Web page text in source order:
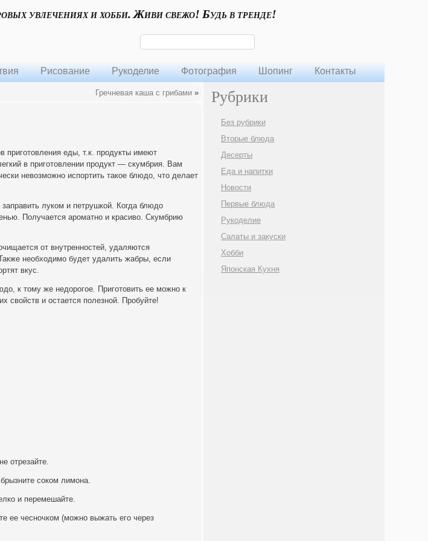
увлечениях и хобби. Живи свежо! Будь в тренде!
Рисование Рукоделие Фотография Шопинг Контакты
Гречневая каша с грибами »
приготовления еды, т.к. продукты имеют
в приготовлении продукт — скумбрия. Вам
невозможно испортить такое блюдо, что делает
луком и петрушкой. Когда блюдо
Получается ароматно и красиво. Скумбрию
от внутренностей, удаляются
необходимо будет удалить жабры, если
вкус.
к тому же недорогое. Приготовить ее можно к
свойств и остается полезной. Пробуйте!
отрезайте.
соком лимона.
и перемешайте.
ее чесночком (можно выжать его через
Рубрики
Без рубрики
Вторые блюда
Десерты
Еда и напитки
Новости
Первые блюда
Рукоделие
Салаты и закуски
Хобби
Японская Кухня